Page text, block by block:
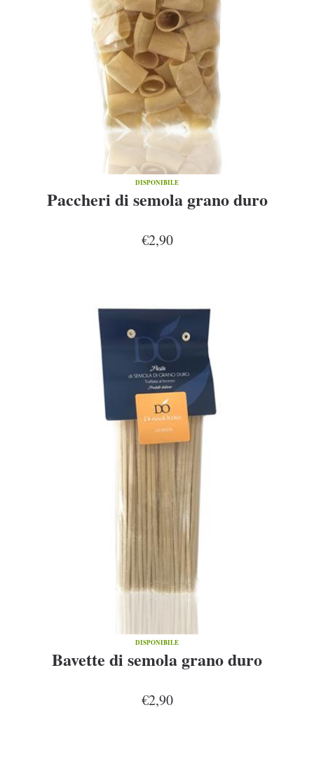
DISPONIBILE
Paccheri di semola grano duro
€2,90
DISPONIBILE
Bavette di semola grano duro
€2,90